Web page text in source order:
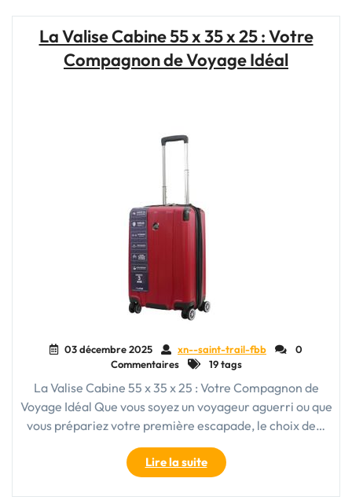
:
Optez
La Valise Cabine 55 x 35 x 25 : Votre
Compagnon de Voyage Idéal
03 décembre 2025 xn--saint-trail-fbb
0
Commentaires
19 tags
La Valise Cabine 55 x 35 x 25 : Votre Compagnon de
Voyage Idéal Que vous soyez un voyageur aguerri ou que
vous prépariez votre première escapade, le choix de…
Lire la suite"La
Valise
Cabine